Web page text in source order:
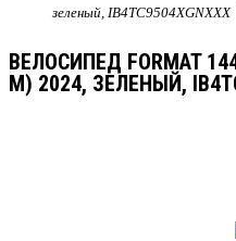
зеленый, IB4TC9504XGNXXX
ВЕЛОСИПЕД FORMAT
M) 2024, ЗЕЛЕНЫЙ,